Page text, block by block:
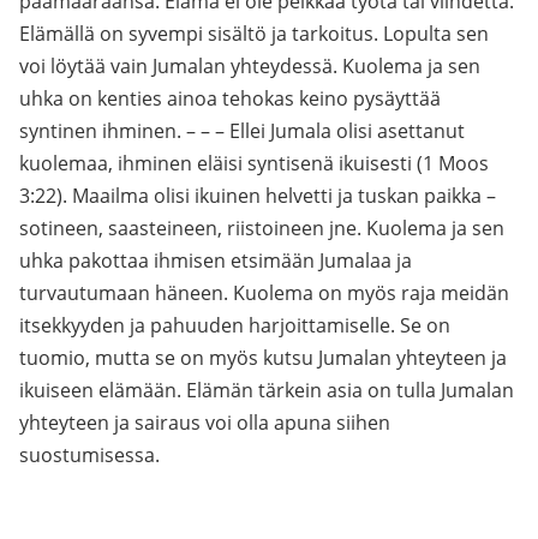
Elämällä on syvempi sisältö ja tarkoitus. Lopulta sen
voi löytää vain Jumalan yhteydessä. Kuolema ja sen
uhka on kenties ainoa tehokas keino pysäyttää
syntinen ihminen. – – – Ellei Jumala olisi asettanut
kuolemaa, ihminen eläisi syntisenä ikuisesti (1 Moos
3:22). Maailma olisi ikuinen helvetti ja tuskan paikka –
sotineen, saasteineen, riistoineen jne. Kuolema ja sen
uhka pakottaa ihmisen etsimään Jumalaa ja
turvautumaan häneen. Kuolema on myös raja meidän
itsekkyyden ja pahuuden harjoittamiselle. Se on
tuomio, mutta se on myös kutsu Jumalan yhteyteen ja
ikuiseen elämään. Elämän tärkein asia on tulla Jumalan
yhteyteen ja sairaus voi olla apuna siihen
suostumisessa.